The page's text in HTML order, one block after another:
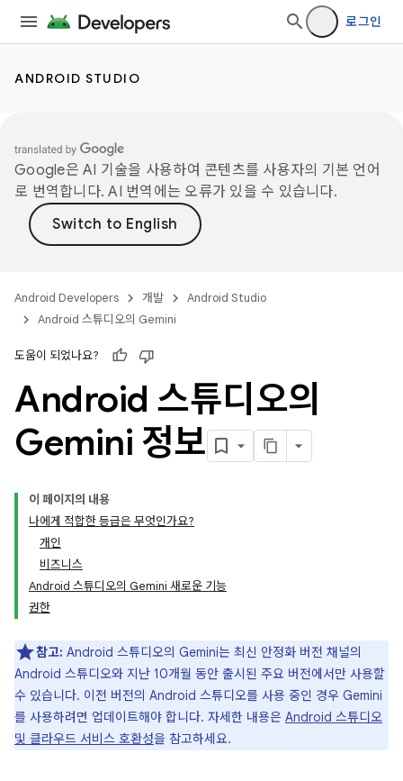
로그인
ANDROID STUDIO
Google은 AI 기술을 사용하여 콘텐츠를 사용자의 기본 언어
로 번역합니다. AI 번역에는 오류가 있을 수 있습니다.
Android Developers 개발
Android Studio
Android 스튜디오의 Gemini
도움이 되었나요?
Android 스튜디오의
Gemini 정보
이 페이지의 내용
나에게 적합한 등급은 무엇인가요?
개인
비즈니스
Android 스튜디오의 Gemini 새로운 기능
권한
참고: Android 스튜디오의 Gemini는 최신 안정화 버전 채널의
Android 스튜디오와 지난 10개월 동안 출시된 주요 버전에서만 사용할
수 있습니다. 이전 버전의 Android 스튜디오를 사용 중인 경우 Gemini
를 사용하려면 업데이트해야 합니다. 자세한 내용은 Android 스튜디오
및 클라우드 서비스 호환성을 참고하세요.